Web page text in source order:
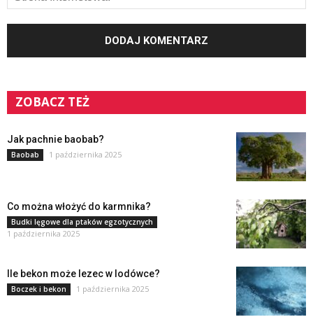
ZOBACZ TEŻ
Jak pachnie baobab?
Baobab 1 października 2025
Co można włożyć do karmnika?
Budki lęgowe dla ptaków egzotycznych
1 października 2025
Ile bekon może lezec w lodówce?
Boczek i bekon 1 października 2025